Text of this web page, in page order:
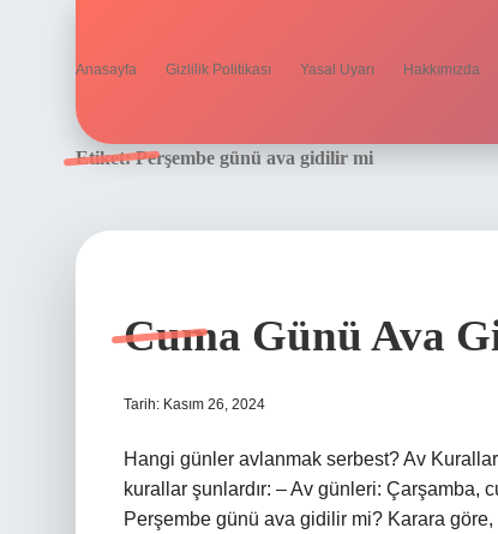
Anasayfa Gizlilik Politikası Yasal Uyarı Hakkımızda
Etiket:Perşembe günü ava gidilir mi
Cuma Günü Ava
Tarih: Kasım 26, 2024
Hangi günler avlanmak serbest? Av
kurallar şunlardır: – Av günleri: Çarşamba,
Perşembe günü ava gidilir mi? Karara